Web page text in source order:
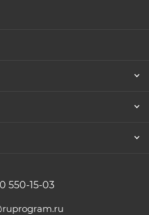
550-15-03